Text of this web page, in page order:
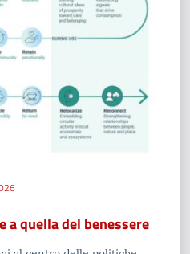
a quella del benessere